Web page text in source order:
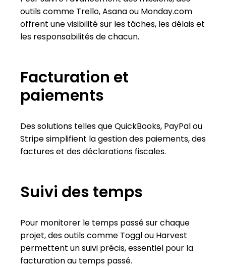
outils comme Trello, Asana ou Monday.com
offrent une visibilité sur les tâches, les délais et
les responsabilités de chacun.
Facturation et
paiements
Des solutions telles que QuickBooks, PayPal ou
Stripe simplifient la gestion des paiements, des
factures et des déclarations fiscales.
Suivi des temps
Pour monitorer le temps passé sur chaque
projet, des outils comme Toggl ou Harvest
permettent un suivi précis, essentiel pour la
facturation au temps passé.